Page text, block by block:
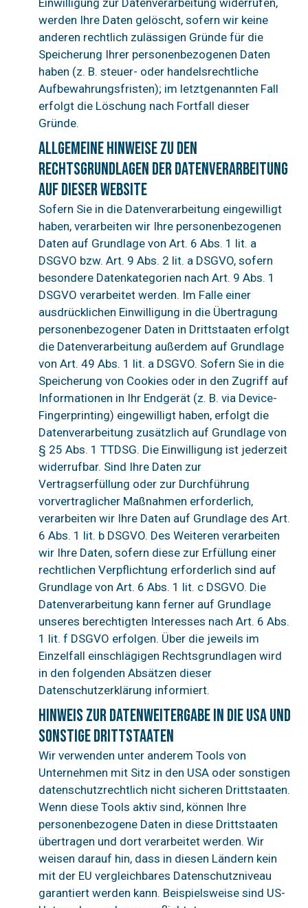
Einwilligung zur Datenverarbeitung widerrufen,
werden Ihre Daten gelöscht, sofern wir keine
anderen rechtlich zulässigen Gründe für die
Speicherung Ihrer personenbezogenen Daten
haben (z. B. steuer- oder handelsrechtliche
Aufbewahrungsfristen); im letztgenannten Fall
erfolgt die Löschung nach Fortfall dieser
Gründe.
Allgemeine Hinweise zu den
Rechtsgrundlagen der Datenverarbeitung
auf dieser Website
Sofern Sie in die Datenverarbeitung eingewilligt
haben, verarbeiten wir Ihre personenbezogenen
Daten auf Grundlage von Art. 6 Abs. 1 lit. a
DSGVO bzw. Art. 9 Abs. 2 lit. a DSGVO, sofern
besondere Datenkategorien nach Art. 9 Abs. 1
DSGVO verarbeitet werden. Im Falle einer
ausdrücklichen Einwilligung in die Übertragung
personenbezogener Daten in Drittstaaten erfolgt
die Datenverarbeitung außerdem auf Grundlage
von Art. 49 Abs. 1 lit. a DSGVO. Sofern Sie in die
Speicherung von Cookies oder in den Zugriff auf
Informationen in Ihr Endgerät (z. B. via Device-
Fingerprinting) eingewilligt haben, erfolgt die
Datenverarbeitung zusätzlich auf Grundlage von
§ 25 Abs. 1 TTDSG. Die Einwilligung ist jederzeit
widerrufbar. Sind Ihre Daten zur
Vertragserfüllung oder zur Durchführung
vorvertraglicher Maßnahmen erforderlich,
verarbeiten wir Ihre Daten auf Grundlage des Art.
6 Abs. 1 lit. b DSGVO. Des Weiteren verarbeiten
wir Ihre Daten, sofern diese zur Erfüllung einer
rechtlichen Verpflichtung erforderlich sind auf
Grundlage von Art. 6 Abs. 1 lit. c DSGVO. Die
Datenverarbeitung kann ferner auf Grundlage
unseres berechtigten Interesses nach Art. 6 Abs.
1 lit. f DSGVO erfolgen. Über die jeweils im
Einzelfall einschlägigen Rechtsgrundlagen wird
in den folgenden Absätzen dieser
Datenschutzerklärung informiert.
Hinweis zur Datenweitergabe in die USA und
sonstige Drittstaaten
Wir verwenden unter anderem Tools von
Unternehmen mit Sitz in den USA oder sonstigen
datenschutzrechtlich nicht sicheren Drittstaaten.
Wenn diese Tools aktiv sind, können Ihre
personenbezogene Daten in diese Drittstaaten
übertragen und dort verarbeitet werden. Wir
weisen darauf hin, dass in diesen Ländern kein
mit der EU vergleichbares Datenschutzniveau
garantiert werden kann. Beispielsweise sind US-